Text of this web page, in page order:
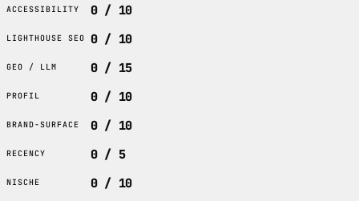
ACCESSIBILITY 0 / 10
LIGHTHOUSE SEO 0 / 10
GEO / LLM 0 / 15
PROFIL 0 / 10
BRAND-SURFACE 0 / 10
RECENCY 0 / 5
NISCHE 0 / 10